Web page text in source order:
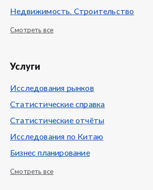
Недвижимость, Строительство
Смотреть все
Услуги
Исследования рынков
Статистические справка
Статистические отчёты
Исследования по Китаю
Бизнес планирование
Смотреть все